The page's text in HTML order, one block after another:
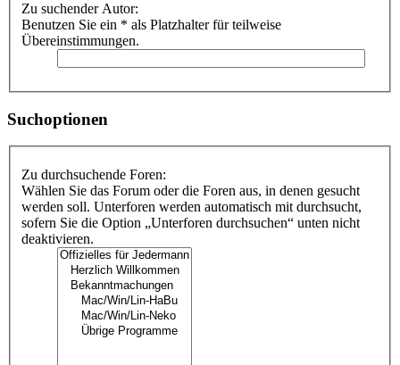
Zu suchender Autor:
Benutzen Sie ein * als Platzhalter für teilweise
Übereinstimmungen.
Suchoptionen
Zu durchsuchende Foren:
Wählen Sie das Forum oder die Foren aus, in denen gesucht
werden soll. Unterforen werden automatisch mit durchsucht,
sofern Sie die Option „Unterforen durchsuchen“ unten nicht
deaktivieren.